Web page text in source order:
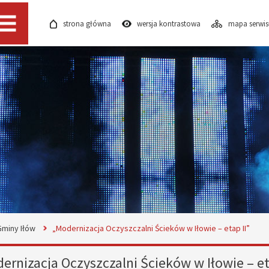
Menu strona główna wersja kontrastowa mapa
Iłów „Modernizacja Oczyszczalni Ścieków w Iłowie – etap II”
Oczyszczalni Ścieków w Iłowie –